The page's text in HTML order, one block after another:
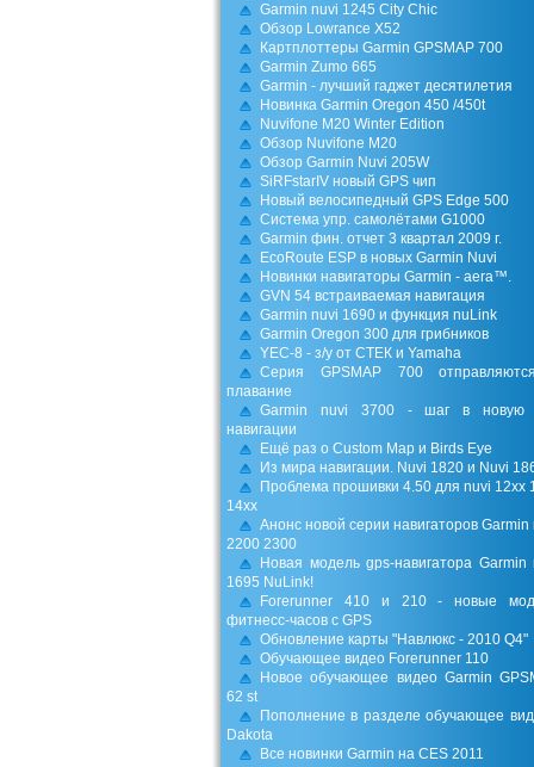
Garmin nuvi 1245 City Chic
Обзор Lowrance X52
Картплоттеры Garmin GPSMAP 700
Garmin Zumo 665
Garmin - лучший гаджет десятилетия
Новинка Garmin Oregon 450 /450t
Nuvifone M20 Winter Edition
Обзор Nuvifone M20
Обзор Garmin Nuvi 205W
SiRFstarIV новый GPS чип
Новый велосипедный GPS Edge 500
Система упр. самолётами G1000
Garmin фин. отчет 3 квартал 2009 г.
EcoRoute ESP в новых Garmin Nuvi
Новинки навигаторы Garmin - aera™.
GVN 54 встраиваемая навигация
Garmin nuvi 1690 и функция nuLink
Garmin Oregon 300 для грибников
YEC-8 - з/у от СТЕК и Yamaha
Серия GPSMAP 700
плавание
Garmin nuvi 3700 - шаг в новую
навигации
Ещё раз о Custom Map и Birds Eye
Из мира навигации. Nuvi 1820 и Nuvi
Проблема прошивки 4.50 для nuvi 12xx
14xx
Анонс новой серии навигаторов Garmin
2200 2300
Новая модель gps-навигатора Garmin
1695 NuLink!
Forerunner 410 и 210 - новые
фитнесс-часов с GPS
Обновление карты "Навлюкс - 2010 Q4"
Обучающее видео Forerunner 110
Новое обучающее видео Garmin
62 st
Пополнение в разделе обучающее
Dakota
Все новинки Garmin на CES 2011